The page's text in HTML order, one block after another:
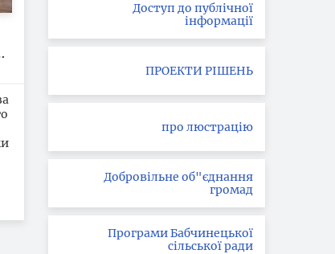
Доступ до публічної
інформації
ПРОЕКТИ РІШЕНЬ
про люстрацію
Добровільне об"єднання
громад
Програми Бабчинецької
сільської ради